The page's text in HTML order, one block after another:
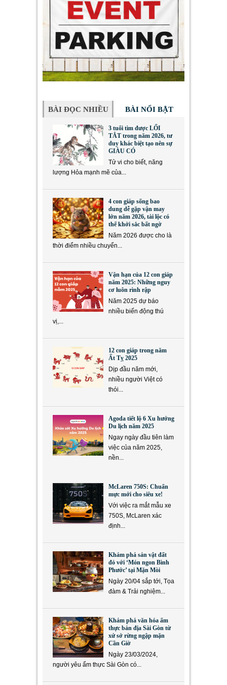
BÀI ĐỌC NHIỀU BÀI NỔI BẬT
3 tuổi tìm được LỐI
TẮT trong năm 2026, tư
duy khác biệt tạo nên sự
GIÀU CÓ
Tử vi cho biết, năng
lượng Hỏa mạnh mẽ của...
4 con giáp sống bao
dung dễ gặp vận may
lớn năm 2026, tài lộc có
thể khởi sắc bất ngờ
Năm 2026 được cho là
thời điểm nhiều chuyển...
Vận hạn của 12 con giáp
năm 2025: Những nguy
cơ luôn rình rập
Năm 2025 dự báo
nhiều biến động thú
vị,...
12 con giáp trong năm
Ất Tỵ 2025
Dịp đầu năm mới,
nhiều người Việt có
thói...
Agoda tiết lộ 6 Xu hướng
Du lịch năm 2025
Ngay ngày đầu tiên làm
việc của năm 2025,
nền...
McLaren 750S: Chuẩn
mực mới cho siêu xe!
Với việc ra mắt mẫu xe
750S, McLaren xác
định...
Khám phá sản vật đất
đỏ với ‘Món ngon Bình
Phước’ tại Mặn Mòi
Ngày 20/04 sắp tới, Tọa
đàm & Trải nghiệm...
Khám phá văn hóa ẩm
thực bản địa Sài Gòn từ
xứ sở rừng ngập mặn
Cần Giờ
Ngày 23/03/2024,
người yêu ẩm thực Sài Gòn có...